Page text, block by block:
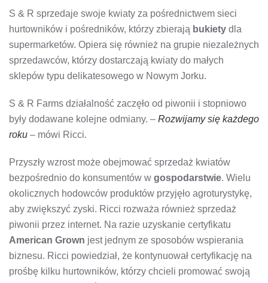
S & R sprzedaje swoje kwiaty za pośrednictwem sieci
hurtowników i pośredników, którzy zbierają bukiety dla
supermarketów. Opiera się również na grupie niezależnych
sprzedawców, którzy dostarczają kwiaty do małych
sklepów typu delikatesowego w Nowym Jorku.
S & R Farms działalność zaczęło od piwonii i stopniowo
były dodawane kolejne odmiany. – Rozwijamy się każdego
roku – mówi Ricci.
Przyszły wzrost może obejmować sprzedaż kwiatów
bezpośrednio do konsumentów w gospodarstwie. Wielu
okolicznych hodowców produktów przyjęło agroturystykę,
aby zwiększyć zyski. Ricci rozważa również sprzedaż
piwonii przez internet. Na razie uzyskanie certyfikatu
American Grown jest jednym ze sposobów wspierania
biznesu. Ricci powiedział, że kontynuował certyfikację na
prośbę kilku hurtowników, którzy chcieli promować swoją